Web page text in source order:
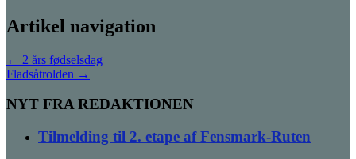
Artikel navigation
← 2 års fødselsdag
Fladsåtrolden →
NYT FRA REDAKTIONEN
Tilmelding til 2. etape af Fensmark-Ruten